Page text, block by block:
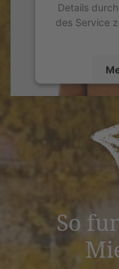
Details
des Service
So